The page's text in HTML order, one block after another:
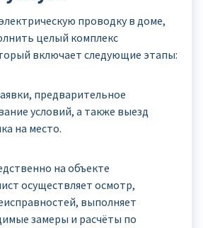
проводку в доме,
целый комплекс
включает следующие этапы:
предварительное
условий, а также выезд
на место.
на объекте
осуществляет осмотр,
выполняет
замеры и расчёты по